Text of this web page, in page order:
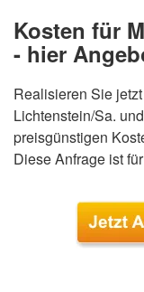
Kosten für
- hier
Realisieren Sie
Lichtenstein/Sa.
preisgünstigen
Diese Anfrage ist